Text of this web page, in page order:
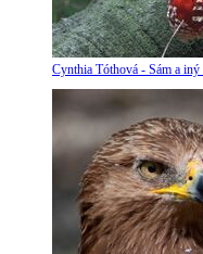
Cynthia Tóthová - Sám a